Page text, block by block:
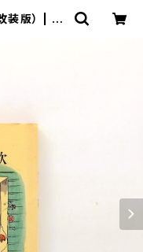
版） | ま